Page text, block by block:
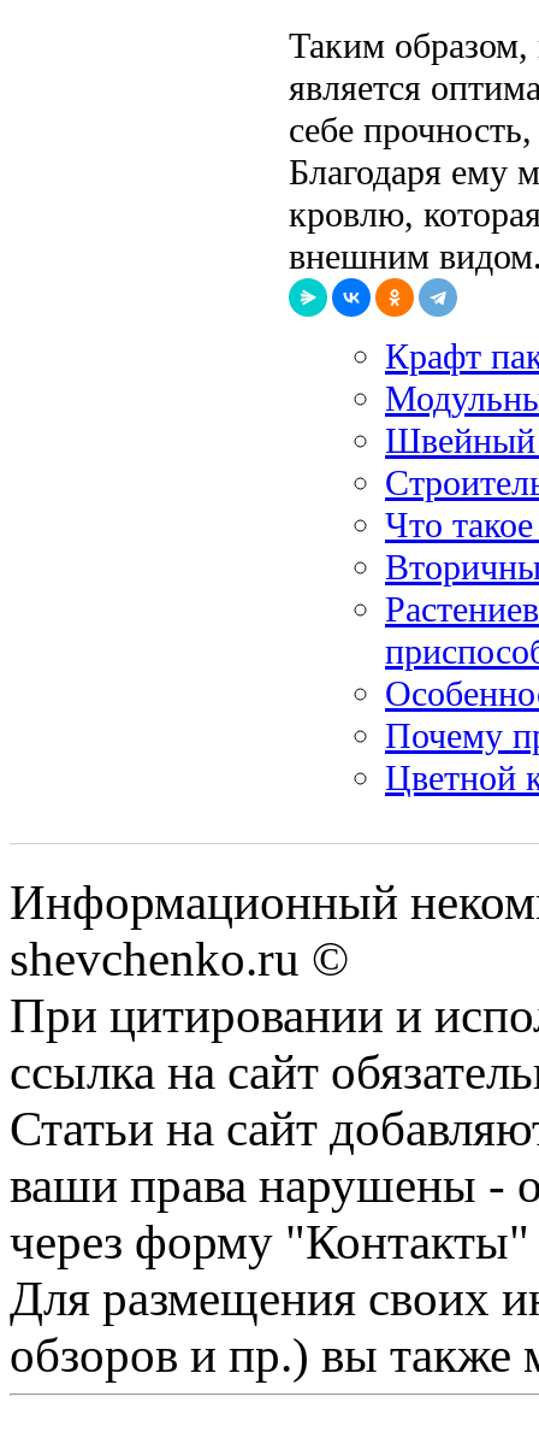
Таким образом,
является
себе
Благодаря ему
кровлю,
внешним
Крафт
Швейный
Что
Почему
Цветной
Информационный
shevchenko.ru ©
При цитировании и
ссылка на сайт
Статьи на сайт
ваши права нарушены -
через форму "Контакты"
Для размещения своих
обзоров и пр.) вы также